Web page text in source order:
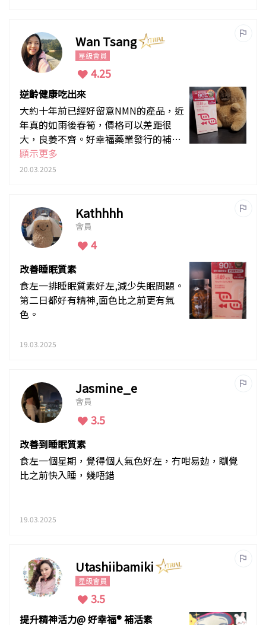
Wan Tsang
星級會員
4.25
逆齡健康吃出來
大約十年前已經好留意NMN的產品，近
年真的如雨後春筍，價格可以差距很
大，良萎不齊。好幸福藥業發行的補活
素，我很放心，品質絕對有保證。服用
兩星期，個人覺得睡眠質素有改善，起
了「吃」的保養品。
顯示更多
20.03.2025
Kathhhh
會員
4
改善睡眠質素
食左一排睡眠質素好左,減少失眠問題。
第二日都好有精神,面色比之前更有氣
色。
19.03.2025
Jasmine_e
會員
3.5
改善到睡眠質素
食左一個星期，覺得個人氣色好左，冇咁易攰，瞓覺
比之前快入睡，幾唔錯
19.03.2025
Utashiibamiki
星級會員
3.5
提升精神活力@ 好幸福® 補活素